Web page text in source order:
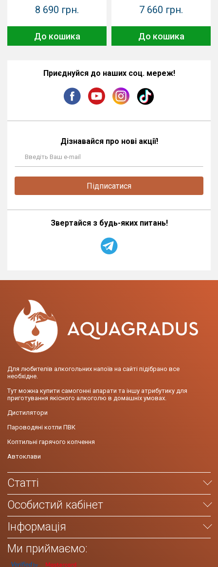
8 690 грн.
До кошика
7 660 грн.
До кошика
Приєднуйся до наших соц. мереж!
Дізнавайся про нові акції!
Підписатися
Звертайся з будь-яких питань!
Для любителів алкогольних напоїв на сайті підібрано все
необхідне.
Тут можна купити самогонні апарати та іншу атрибутику для
приготування якісного алкоголю в домашніх умовах.
Дистилятори
Пароводяні котли ПВК
Коптильні гарячого копчення
Автоклави
Статті
Особистий кабінет
Інформація
Ми приймаємо: